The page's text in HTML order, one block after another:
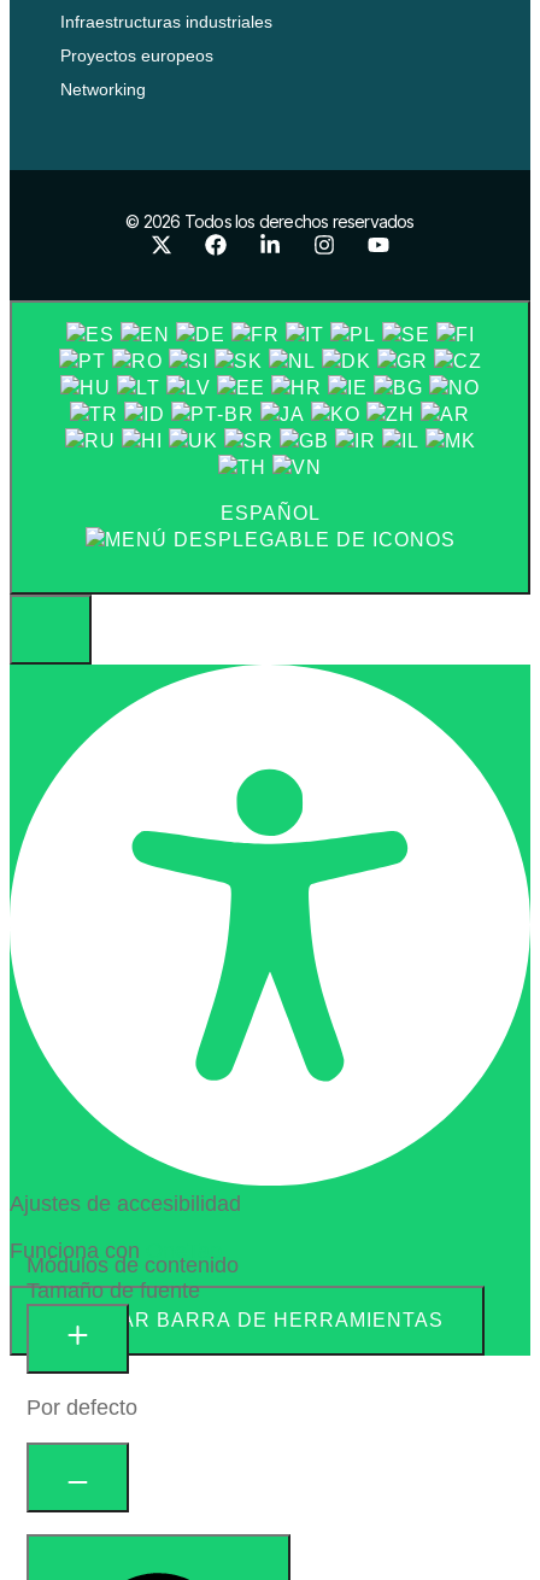
Infraestructuras industriales
Proyectos europeos
Networking
© 2026 Todos los derechos reservados
ESPAÑOL
Ajustes de accesibilidad
Funciona con
OneTap
OCULTAR BARRA DE HERRAMIENTAS
Módulos de contenido
Tamaño de fuente
Por defecto